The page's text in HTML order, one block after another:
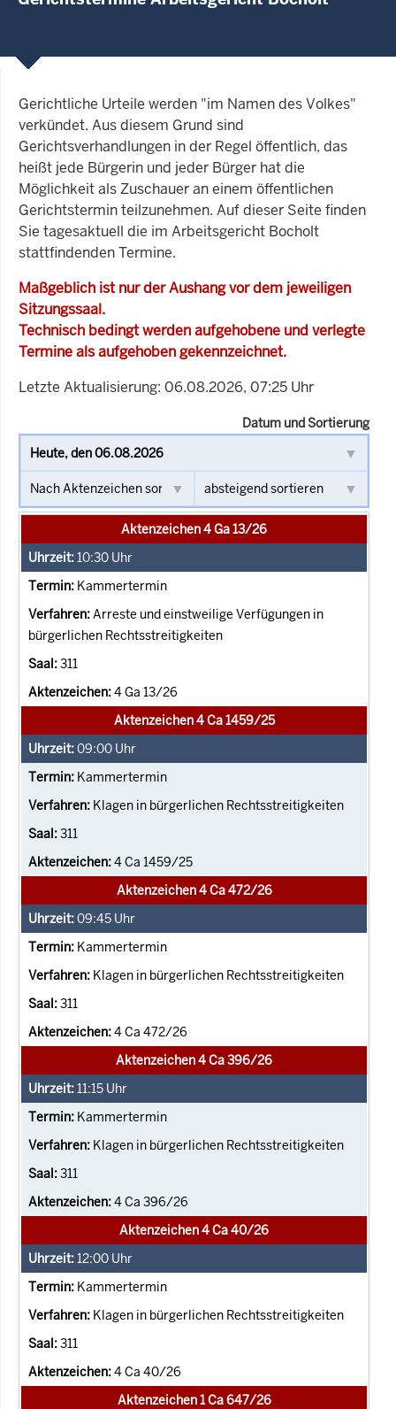
Gerichtliche Urteile werden "im Namen des Volkes"
verkündet. Aus diesem Grund sind
Gerichtsverhandlungen in der Regel öffentlich, das
heißt jede Bürgerin und jeder Bürger hat die
Möglichkeit als Zuschauer an einem öffentlichen
Gerichtstermin teilzunehmen. Auf dieser Seite finden
Sie tagesaktuell die im Arbeitsgericht Bocholt
stattfindenden Termine.
Maßgeblich ist nur der Aushang vor dem jeweiligen
Sitzungssaal.
Technisch bedingt werden aufgehobene und verlegte
Termine als aufgehoben gekennzeichnet.
Letzte Aktualisierung: 06.08.2026, 07:25 Uhr
Datum und Sortierung
Aktenzeichen 4 Ga 13/26
10:30 Uhr
Kammertermin
Arreste und einstweilige Verfügungen in
bürgerlichen Rechtsstreitigkeiten
311
4 Ga 13/26
Aktenzeichen 4 Ca 1459/25
09:00 Uhr
Kammertermin
Klagen in bürgerlichen Rechtsstreitigkeiten
311
4 Ca 1459/25
Aktenzeichen 4 Ca 472/26
09:45 Uhr
Kammertermin
Klagen in bürgerlichen Rechtsstreitigkeiten
311
4 Ca 472/26
Aktenzeichen 4 Ca 396/26
11:15 Uhr
Kammertermin
Klagen in bürgerlichen Rechtsstreitigkeiten
311
4 Ca 396/26
Aktenzeichen 4 Ca 40/26
12:00 Uhr
Kammertermin
Klagen in bürgerlichen Rechtsstreitigkeiten
311
4 Ca 40/26
Aktenzeichen 1 Ca 647/26